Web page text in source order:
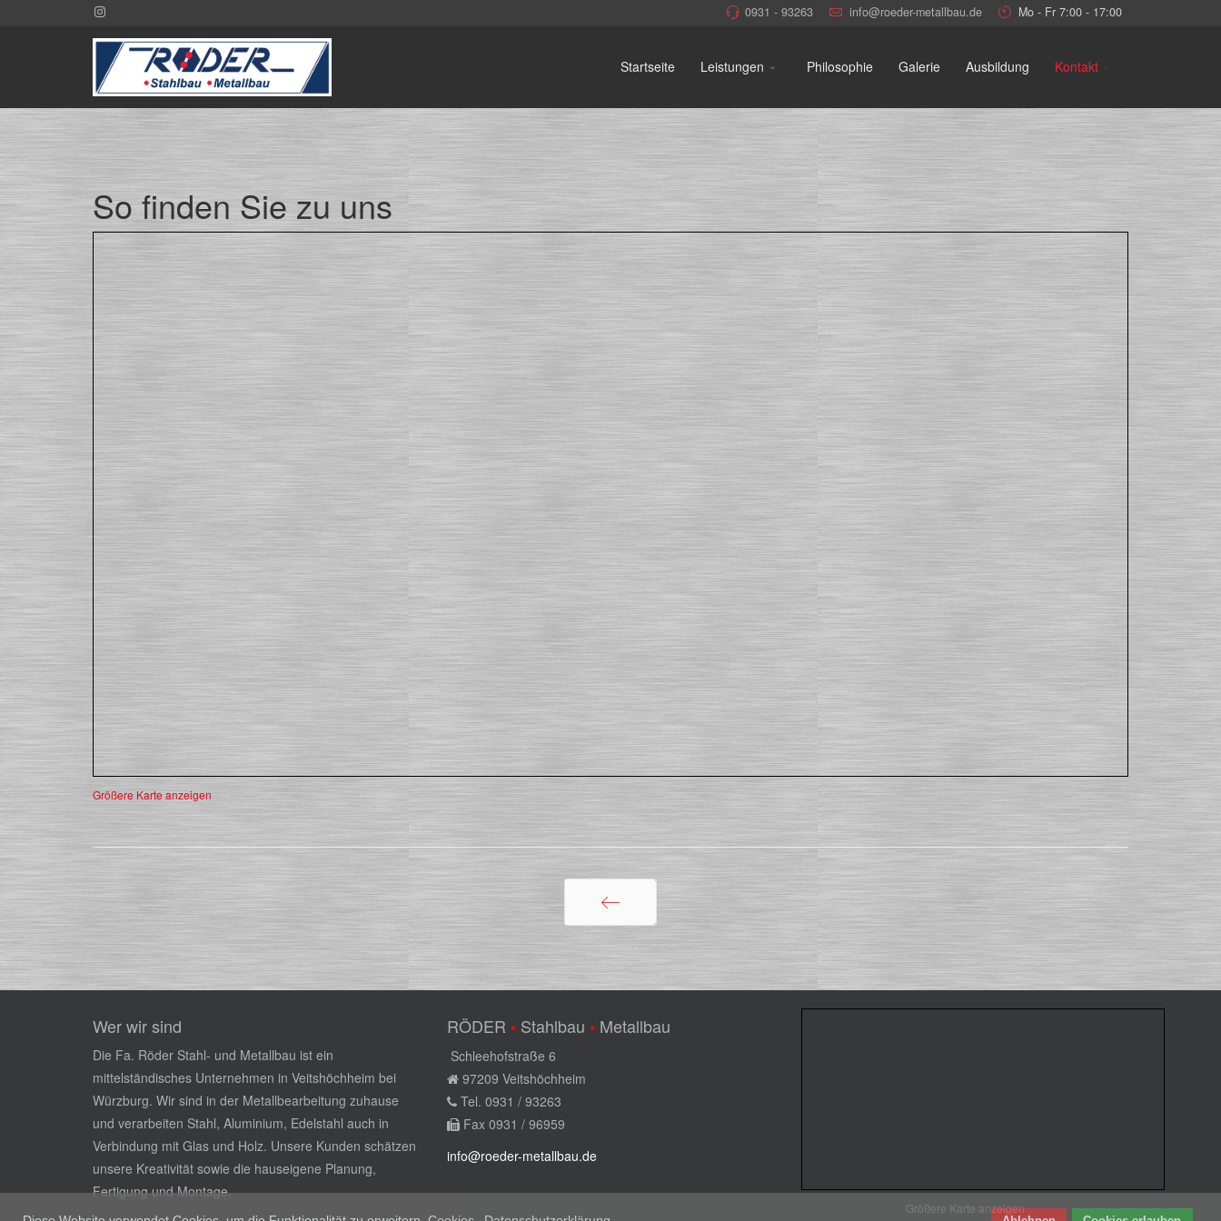
0931 - 93263 info@roeder-metallbau.de Mo - Fr 7:00 - 17:00
Startseite Leistungen Philosophie Galerie Ausbildung Kontakt
So finden Sie zu uns
Größere Karte anzeigen
Wer wir sind
Die Fa. Röder Stahl- und Metallbau ist ein
mittelständisches Unternehmen in Veitshöchheim bei
Würzburg. Wir sind in der Metallbearbeitung zuhause
und verarbeiten Stahl, Aluminium, Edelstahl auch in
Verbindung mit Glas und Holz. Unsere Kunden schätzen
unsere Kreativität sowie die hauseigene Planung,
Fertigung und Montage.
RÖDER • Stahlbau • Metallbau
Schleehofstraße 6
97209 Veitshöchheim
Tel. 0931 / 93263
Fax 0931 / 96959
info@roeder-metallbau.de
Größere Karte anzeigen